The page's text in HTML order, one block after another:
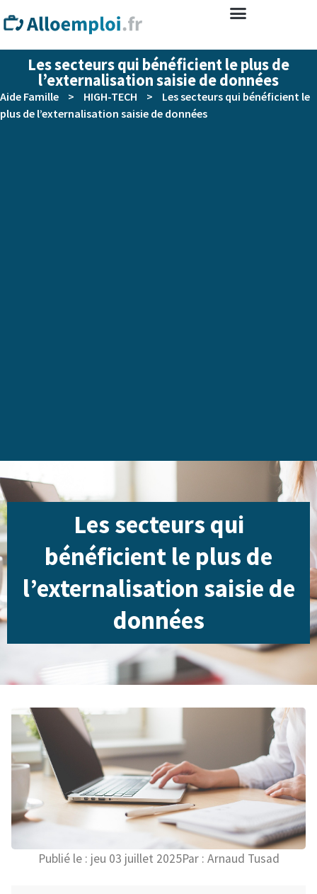
Les secteurs qui bénéficient le plus de
l’externalisation saisie de données
Aide Famille > HIGH-TECH >
Les secteurs qui bénéficient le
plus de l’externalisation saisie de données
Les secteurs qui
bénéficient le plus de
l’externalisation saisie de
données
Publié le : jeu 03 juillet 2025Par : Arnaud Tusad